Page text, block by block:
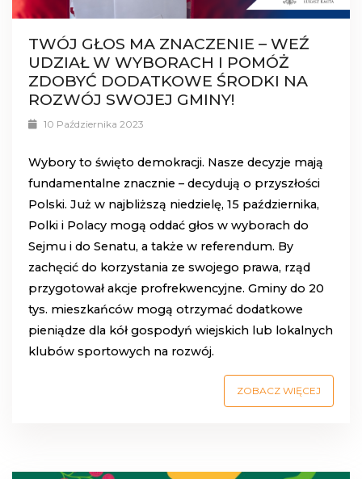
TWÓJ GŁOS MA ZNACZENIE – WEŹ
UDZIAŁ W WYBORACH I POMÓŻ
ZDOBYĆ DODATKOWE ŚRODKI NA
ROZWÓJ SWOJEJ GMINY!
10 Października 2023
Wybory to święto demokracji. Nasze decyzje mają
fundamentalne znacznie – decydują o przyszłości
Polski. Już w najbliższą niedzielę, 15 października,
Polki i Polacy mogą oddać głos w wyborach do
Sejmu i do Senatu, a także w referendum. By
zachęcić do korzystania ze swojego prawa, rząd
przygotował akcje profrekwencyjne. Gminy do 20
tys. mieszkańców mogą otrzymać dodatkowe
pieniądze dla kół gospodyń wiejskich lub lokalnych
klubów sportowych na rozwój.
ZOBACZ WIĘCEJ